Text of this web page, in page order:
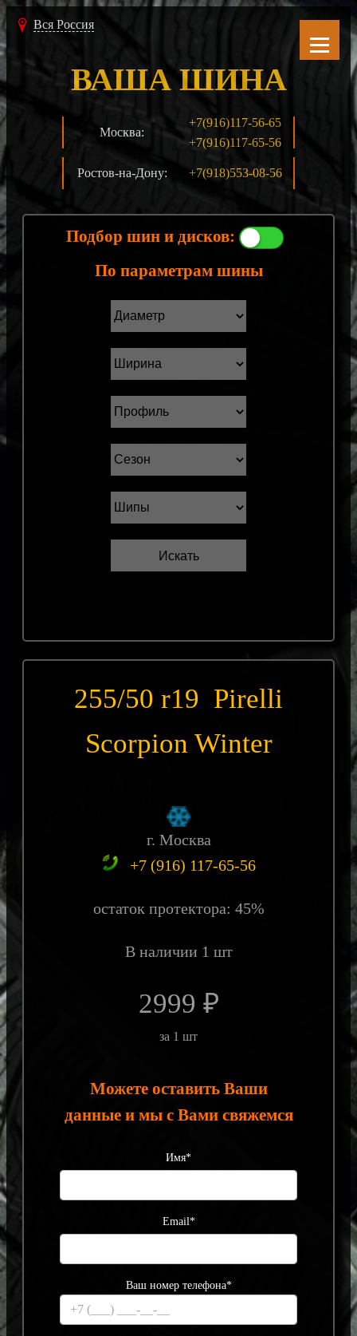
Вся Россия
Москва:
+7(916)117-56-65
+7(916)117-65-56
Ростов-на-Дону: +7(918)553-08-56
ВАША ШИНА
Подбор шин и дисков:
По параметрам шины
255/50 r19 Pirelli
Scorpion Winter
г. Москва
+7 (916) 117-65-56
остаток протектора: 45%
В наличии 1 шт
2999 ₽
за 1 шт
Можете оставить Ваши
данные и мы с Вами свяжемся
Имя*
Email*
Ваш номер телефона*